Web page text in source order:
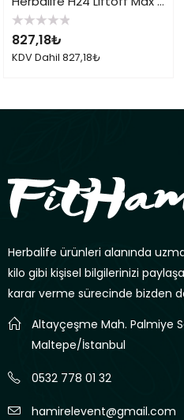
5
üzerinden
0
oy
827,18₺
KDV Dahil 827,18₺
Herbalife ürünleri alanında
kilo gibi kişisel bilgilerinizi
karar verme sürecinde bizden
Altayçeşme Mah. Palmiye
Maltepe/İstanbul
0532 778 01 32
hamirelevent@gmail.com